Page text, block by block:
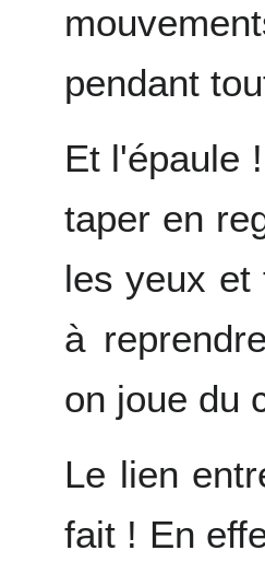
pendant
Et l'épaule
taper en
les yeux et
à
on joue du
Le lien
fait ! En